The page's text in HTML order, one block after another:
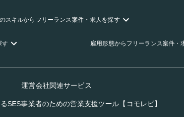
スキルからフリーランス案件・求人を探す
す 雇用形態からフリーランス案件・
運営会社関連サービス
SES事業者のための営業支援ツール【コモレビ】